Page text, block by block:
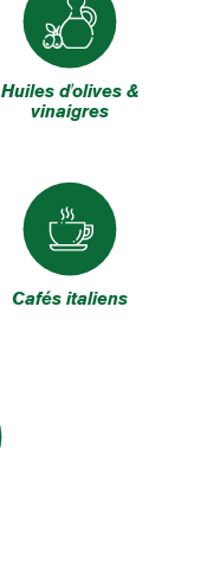
Huiles d'olives &
vinaigres
Cafés italiens